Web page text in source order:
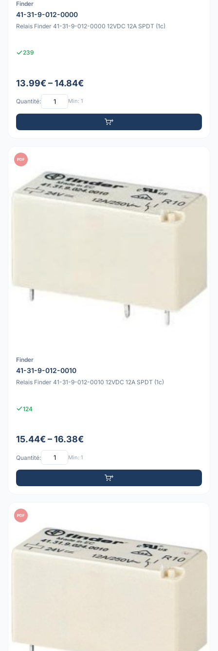
Finder
41-31-9-012-0000
Relais Finder 41-31-9-012-0000 12VDC 12A SPDT (1c)
239
13.99€ – 14.84€
Quantité: Min: 1
PDF
Finder
41-31-9-012-0010
Relais Finder 41-31-9-012-0010 12VDC 12A SPDT (1c)
124
15.44€ – 16.38€
Quantité: Min: 1
PDF